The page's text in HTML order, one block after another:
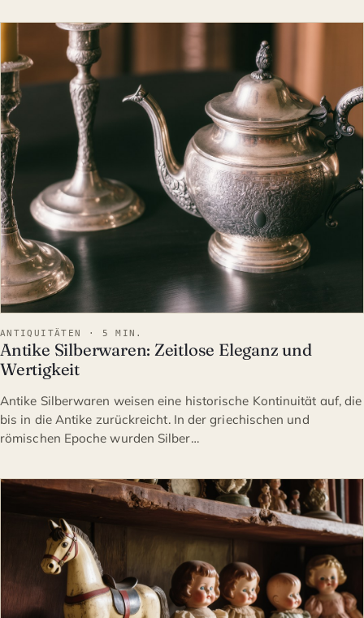
ANTIQUITÄTEN
ANTIQUITÄTEN · 5 MIN.
Antike Silberwaren: Zeitlose Eleganz und
Wertigkeit
Antike Silberwaren weisen eine historische Kontinuität auf, die
bis in die Antike zurückreicht. In der griechischen und
römischen Epoche wurden Silber…
ANTIQUITÄTEN